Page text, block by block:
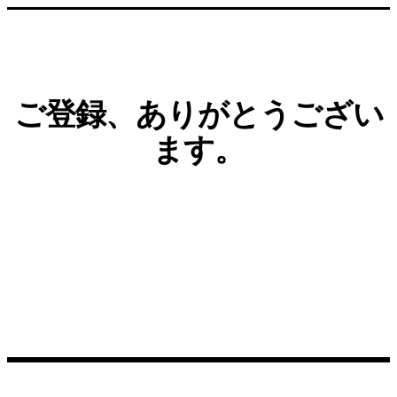
ご登録、ありがとうござい
ます。